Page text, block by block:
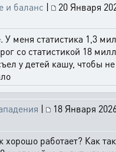
и баланс |
20 Января
меня статистика 1,3
со статистикой 18
у детей кашу, чтобы
|
18 Января
работает? Как так